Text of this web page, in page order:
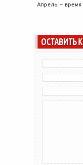
Апрель – время
ОСТАВИТЬ